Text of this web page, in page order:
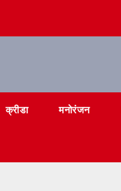
क्रीडा मनोरंजन